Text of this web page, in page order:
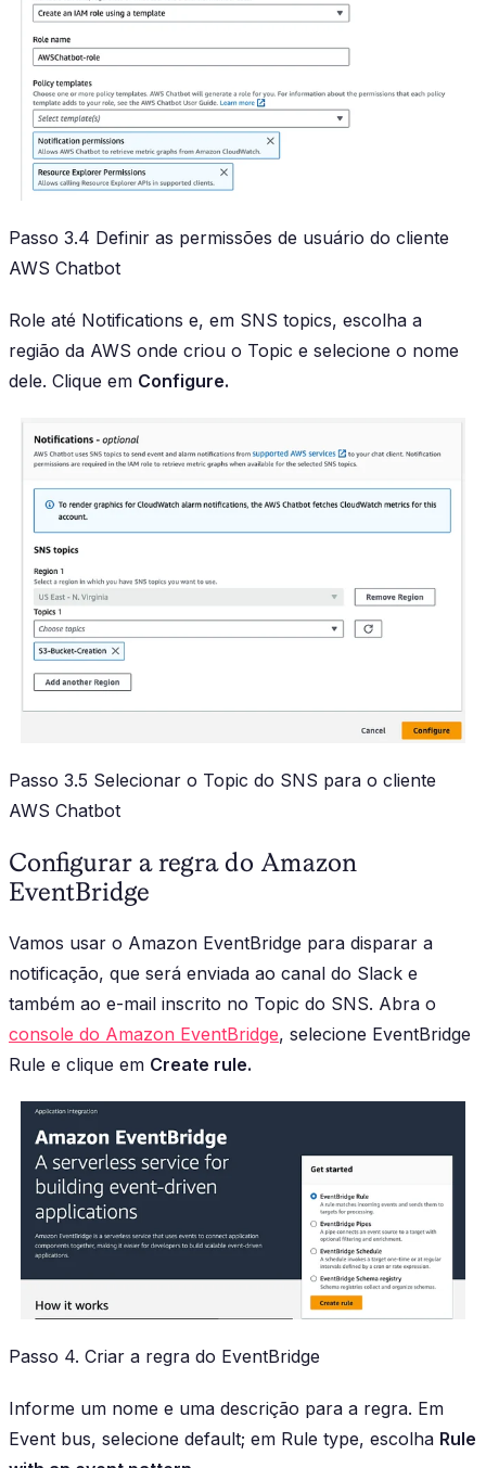
Passo 3.4 Definir as permissões de usuário do cliente
AWS Chatbot
Role até Notifications e, em SNS topics, escolha a
região da AWS onde criou o Topic e selecione o nome
dele. Clique em Configure.
Passo 3.5 Selecionar o Topic do SNS para o cliente
AWS Chatbot
Configurar a regra do Amazon
EventBridge
Vamos usar o Amazon EventBridge para disparar a
notificação, que será enviada ao canal do Slack e
também ao e-mail inscrito no Topic do SNS. Abra o
console do Amazon EventBridge, selecione EventBridge
Rule e clique em Create rule.
Passo 4. Criar a regra do EventBridge
Informe um nome e uma descrição para a regra. Em
Event bus, selecione default; em Rule type, escolha Rule